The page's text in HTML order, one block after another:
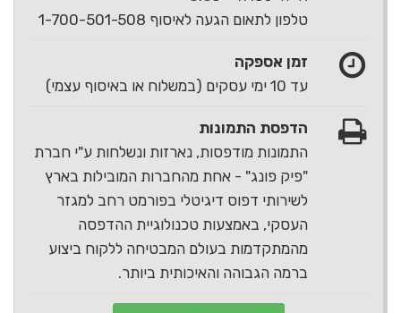
טלפון לתאום הגעה לאיסוף 1-700-501-508
זמן אספקה
עד 10 ימי עסקים (במשלוח או באיסוף עצמי)
הדפסת התמונות
התמונות מודפסות, נארזות ונשלחות ע"י חברת
"פיק פונג" - אחת מהחברות המובילות בארץ
לשירותי דפוס דיגיטלי בפורמט רחב למגזר
העסקי, באמצעות טכנולוגיית ההדפסה
מהמתקדמות בעולם המבטיחה ללקוח ביצוע
ברמה הגבוהה והאיכותית ביותר.